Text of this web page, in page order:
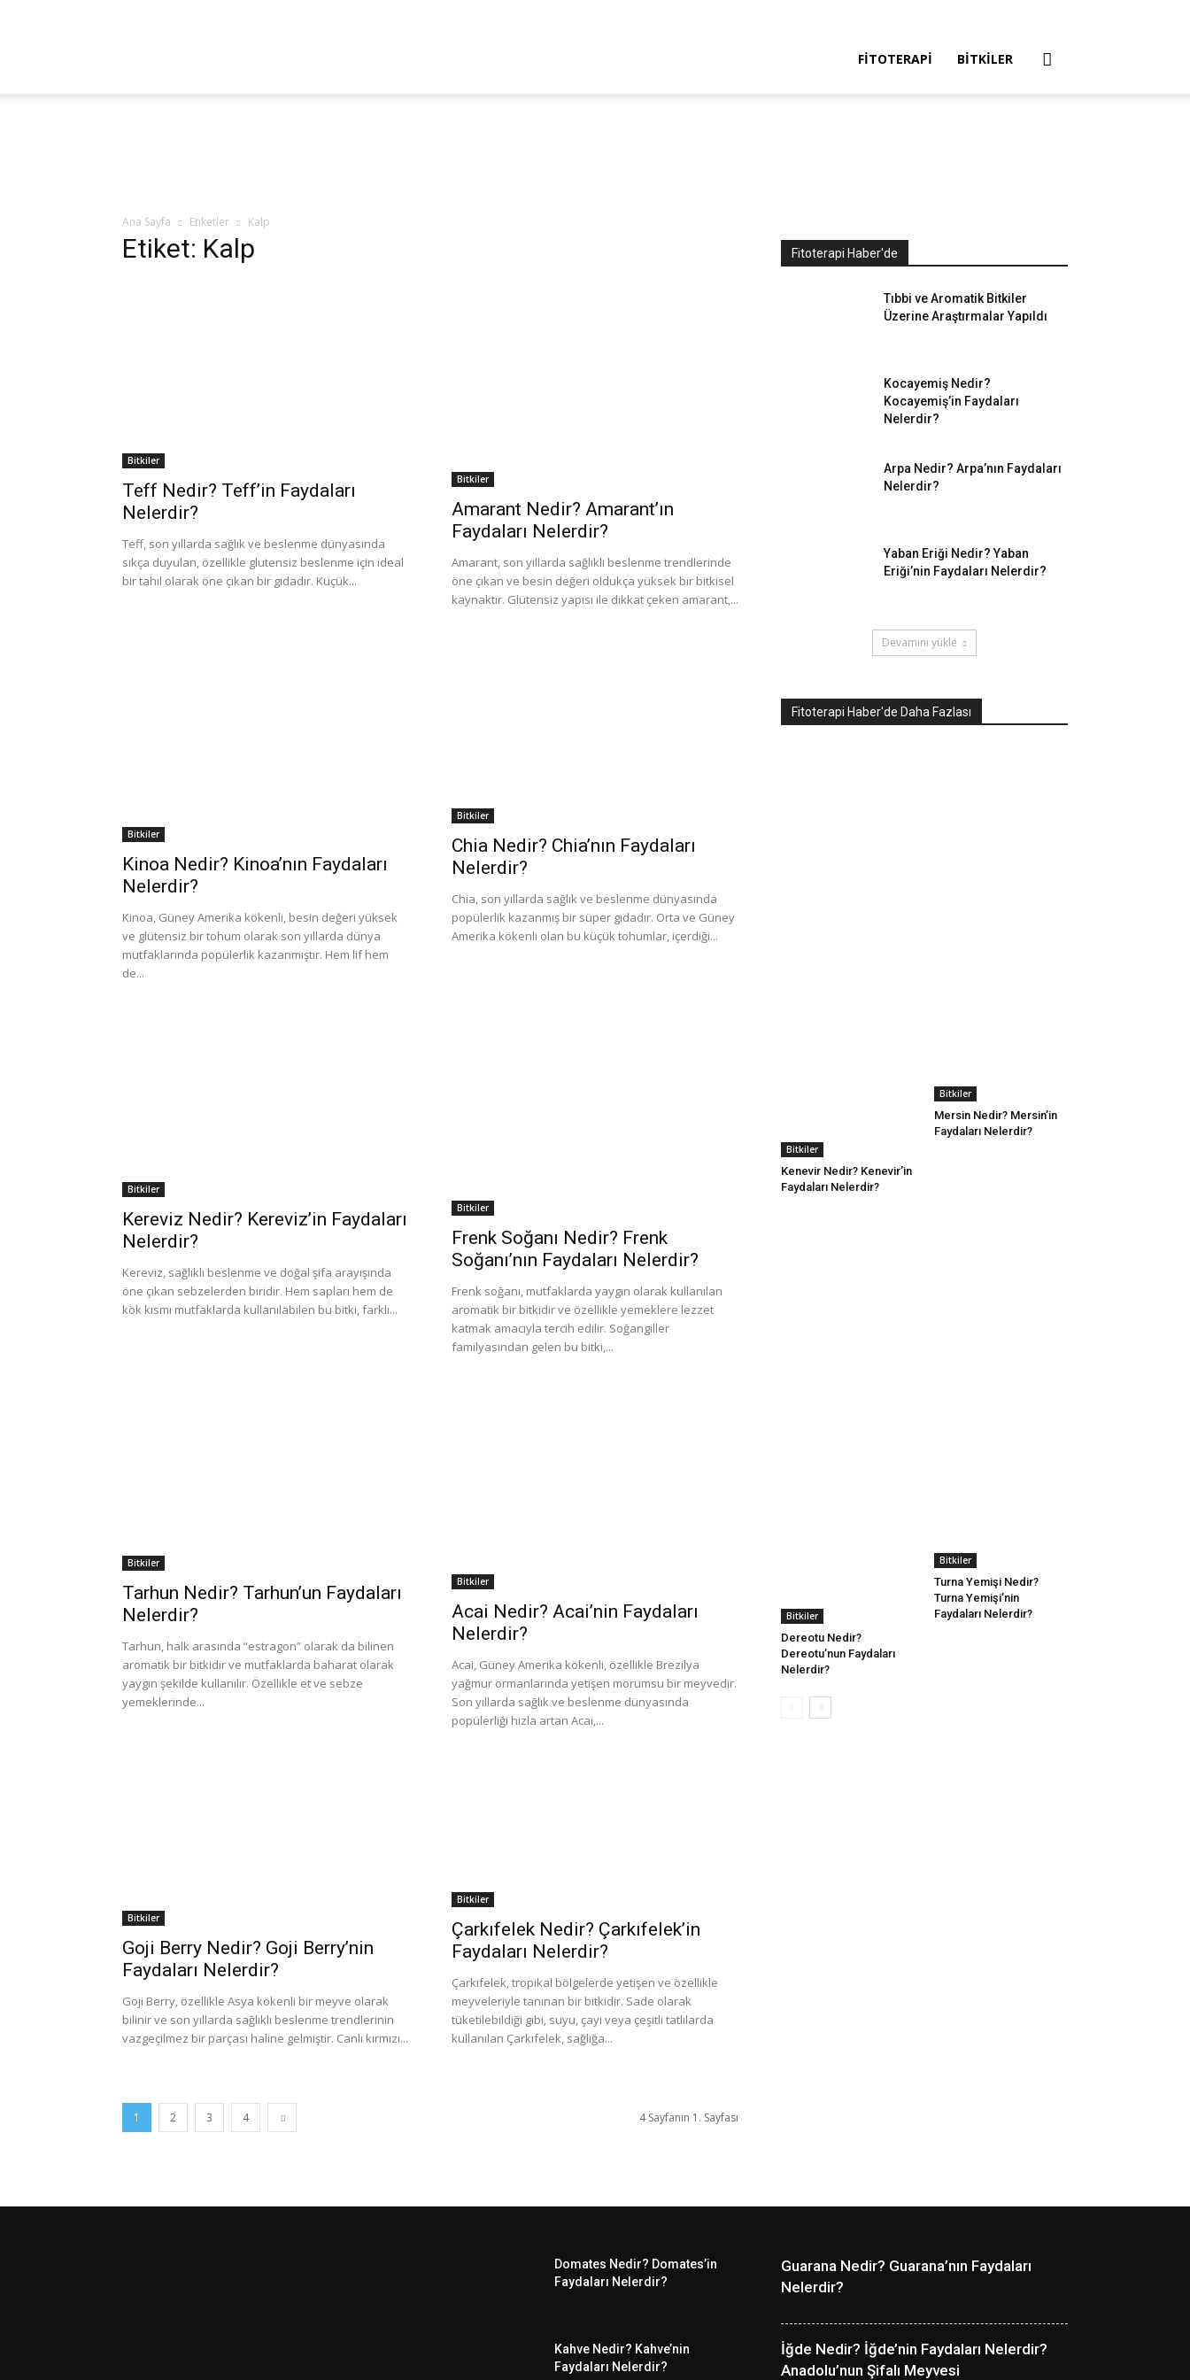
FITOTERAPI BITKILER
Ana Sayfa Etiketler Kalp
Etiket: Kalp
Bitkiler
Teff Nedir? Teff’in Faydaları
Nelerdir?
Teff, son yıllarda sağlık ve beslenme dünyasında
sıkça duyulan, özellikle glutensiz beslenme için ideal
bir tahıl olarak öne çıkan bir gıdadır. Küçük...
Bitkiler
Amarant Nedir? Amarant’ın
Faydaları Nelerdir?
Amarant, son yıllarda sağlıklı beslenme trendlerinde
öne çıkan ve besin değeri oldukça yüksek bir bitkisel
kaynaktır. Glütensiz yapısı ile dikkat çeken amarant,...
Bitkiler
Kinoa Nedir? Kinoa’nın Faydaları
Nelerdir?
Kinoa, Güney Amerika kökenli, besin değeri yüksek
ve glütensiz bir tohum olarak son yıllarda dünya
mutfaklarında popülerlik kazanmıştır. Hem lif hem
de...
Bitkiler
Chia Nedir? Chia’nın Faydaları
Nelerdir?
Chia, son yıllarda sağlık ve beslenme dünyasında
popülerlik kazanmış bir süper gıdadır. Orta ve Güney
Amerika kökenli olan bu küçük tohumlar, içerdiği...
Bitkiler
Kereviz Nedir? Kereviz’in Faydaları
Nelerdir?
Kereviz, sağlıklı beslenme ve doğal şifa arayışında
öne çıkan sebzelerden biridir. Hem sapları hem de
kök kısmı mutfaklarda kullanılabilen bu bitki, farklı...
Bitkiler
Frenk Soğanı Nedir? Frenk
Soğanı’nın Faydaları Nelerdir?
Frenk soğanı, mutfaklarda yaygın olarak kullanılan
aromatik bir bitkidir ve özellikle yemeklere lezzet
katmak amacıyla tercih edilir. Soğangiller
familyasından gelen bu bitki,...
Bitkiler
Tarhun Nedir? Tarhun’un Faydaları
Nelerdir?
Tarhun, halk arasında “estragon” olarak da bilinen
aromatik bir bitkidir ve mutfaklarda baharat olarak
yaygın şekilde kullanılır. Özellikle et ve sebze
yemeklerinde...
Bitkiler
Acai Nedir? Acai’nin Faydaları
Nelerdir?
Acai, Güney Amerika kökenli, özellikle Brezilya
yağmur ormanlarında yetişen morumsu bir meyvedir.
Son yıllarda sağlık ve beslenme dünyasında
popülerliği hızla artan Acai,...
Bitkiler
Goji Berry Nedir? Goji Berry’nin
Faydaları Nelerdir?
Goji Berry, özellikle Asya kökenli bir meyve olarak
bilinir ve son yıllarda sağlıklı beslenme trendlerinin
vazgeçilmez bir parçası haline gelmiştir. Canlı kırmızı...
Bitkiler
Çarkıfelek Nedir? Çarkıfelek’in
Faydaları Nelerdir?
Çarkıfelek, tropikal bölgelerde yetişen ve özellikle
meyveleriyle tanınan bir bitkidir. Sade olarak
tüketilebildiği gibi, suyu, çayı veya çeşitli tatlılarda
kullanılan Çarkıfelek, sağlığa...
1 2 3 4 4 Sayfanın 1. Sayfası
Fitoterapi Haber'de
Tıbbi ve Aromatik Bitkiler
Üzerine Araştırmalar Yapıldı
Kocayemiş Nedir?
Kocayemiş’in Faydaları
Nelerdir?
Arpa Nedir? Arpa’nın Faydaları
Nelerdir?
Yaban Eriği Nedir? Yaban
Eriği’nin Faydaları Nelerdir?
Devamını yükle
Fitoterapi Haber'de Daha Fazlası
Bitkiler
Kenevir Nedir? Kenevir’in
Faydaları Nelerdir?
Bitkiler
Mersin Nedir? Mersin’in
Faydaları Nelerdir?
Bitkiler
Dereotu Nedir?
Dereotu’nun Faydaları
Nelerdir?
Bitkiler
Turna Yemişi Nedir?
Turna Yemişi’nin
Faydaları Nelerdir?
Domates Nedir? Domates’in
Faydaları Nelerdir?
Kahve Nedir? Kahve’nin
Faydaları Nelerdir?
Guarana Nedir? Guarana’nın Faydaları
Nelerdir?
İğde Nedir? İğde’nin Faydaları Nelerdir?
Anadolu’nun Şifalı Meyvesi